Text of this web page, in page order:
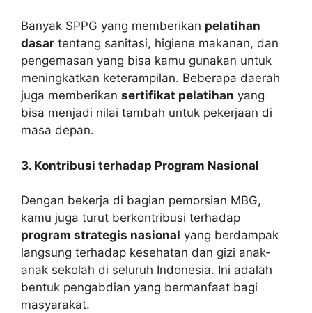
Banyak SPPG yang memberikan pelatihan
dasar tentang sanitasi, higiene makanan, dan
pengemasan yang bisa kamu gunakan untuk
meningkatkan keterampilan. Beberapa daerah
juga memberikan sertifikat pelatihan yang
bisa menjadi nilai tambah untuk pekerjaan di
masa depan.
3. Kontribusi terhadap Program Nasional
Dengan bekerja di bagian pemorsian MBG,
kamu juga turut berkontribusi terhadap
program strategis nasional yang berdampak
langsung terhadap kesehatan dan gizi anak-
anak sekolah di seluruh Indonesia. Ini adalah
bentuk pengabdian yang bermanfaat bagi
masyarakat.